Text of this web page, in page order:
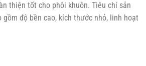
thiện tốt cho phôi khuôn. Tiêu chí sản
gồm độ bền cao, kích thước nhỏ, linh hoạt